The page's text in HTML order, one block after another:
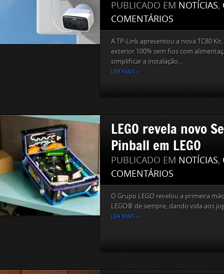
PUBLICADO EM NOTÍCIAS,
COMENTÁRIOS
A TP-Link apresentou a nova TC80
exterior 100% sem fios com
simplificar a instalação...
LER MAIS »
LEGO revela novo
Pinball em LEGO
PUBLICADO EM NOTÍCIAS,
COMENTÁRIOS
O Grupo LEGO revelou a primeira
LEGO® de sempre, dando vida aos
LER MAIS »